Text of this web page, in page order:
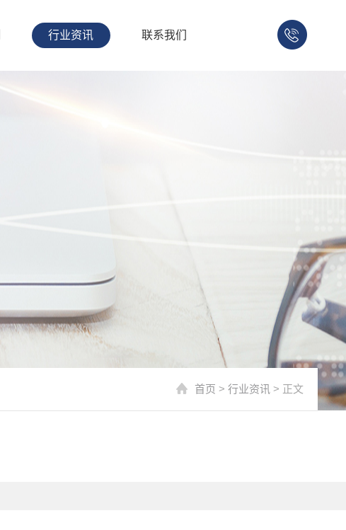
行业资讯 联系我们
首页 > 行业资讯 > 正文